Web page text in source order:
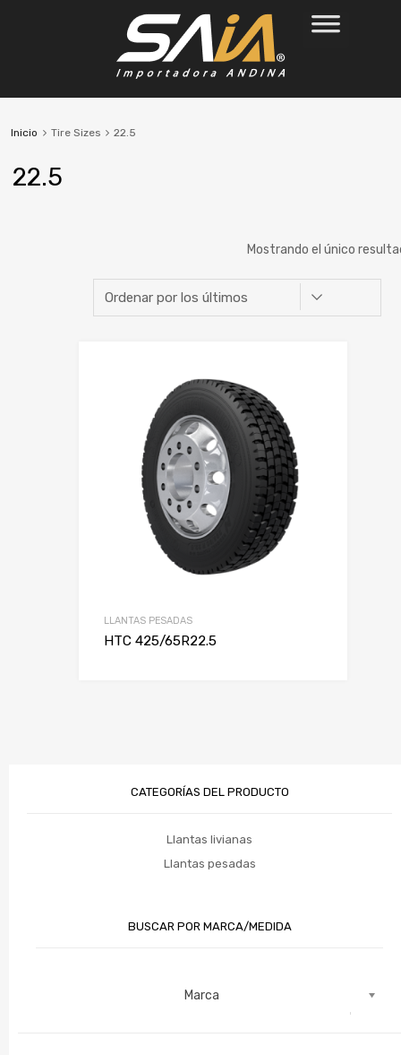
Inicio Tire Sizes 22.5
22.5
Mostrando el único
LLANTAS PESADAS
HTC 425/65R22.5
CATEGORÍAS DEL PRODUCTO
Llantas livianas
Llantas pesadas
BUSCAR POR MARCA/MEDIDA
Marca